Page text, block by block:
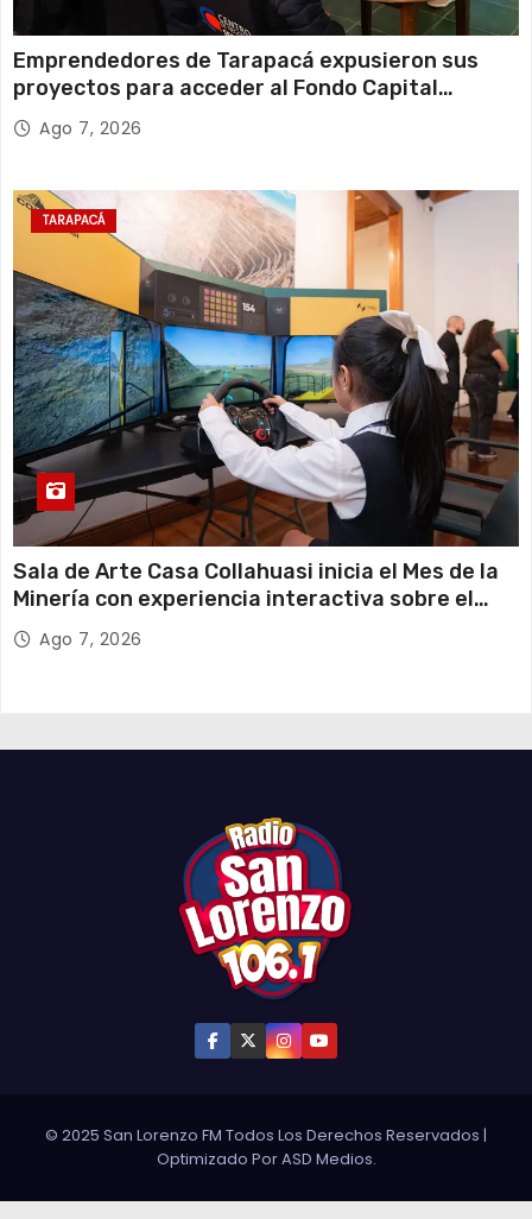
Emprendedores de Tarapacá expusieron sus
proyectos para acceder al Fondo Capital
Semilla de SERCOTEC
Ago 7, 2026
TARAPACÁ
Sala de Arte Casa Collahuasi inicia el Mes de la
Minería con experiencia interactiva sobre el
cobreAgo 7, 2026
© 2025 San Lorenzo FM Todos Los Derechos Reservados |
Optimizado PorASD Medios.